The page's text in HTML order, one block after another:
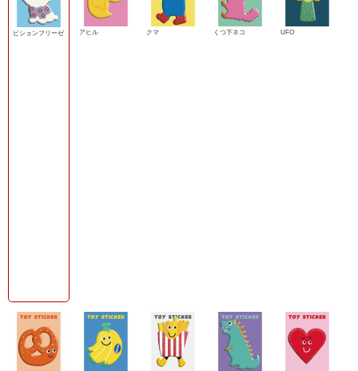
ビションフリーゼ アヒル クマ くつ下ネコ UFO